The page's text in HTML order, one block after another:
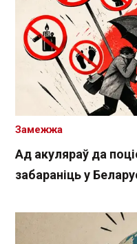
Ад акуляраў да
забараніць у
Замежжа